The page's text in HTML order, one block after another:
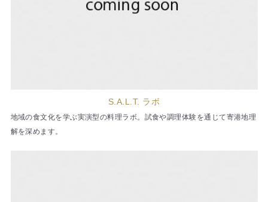
S.A.L.T. ラボ
地域の食文化を学ぶ実演型の料理ラボ。試食や調理体験を通じて寄港地理
解を深めます。